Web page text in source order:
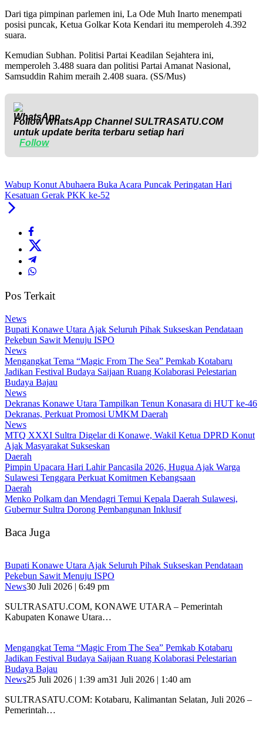
Dari tiga pimpinan parlemen ini, La Ode Muh Inarto menempati
posisi puncak, Ketua Golkar Kota Kendari itu memperoleh 4.392
suara.
Kemudian Subhan. Politisi Partai Keadilan Sejahtera ini,
memperoleh 3.488 suara dan politisi Partai Amanat Nasional,
Samsuddin Rahim meraih 2.408 suara. (SS/Mus)
Follow WhatsApp ChannelSULTRASATU.COM
untuk update berita terbaru setiap hari
Follow
Wabup Konut Abuhaera Buka Acara Puncak Peringatan Hari
Kesatuan Gerak PKK ke-52
Pos Terkait
News
Bupati Konawe Utara Ajak Seluruh Pihak Sukseskan Pendataan
Pekebun Sawit Menuju ISPO
News
Mengangkat Tema “Magic From The Sea” Pemkab Kotabaru
Jadikan Festival Budaya Saijaan Ruang Kolaborasi Pelestarian
Budaya Bajau
News
Dekranas Konawe Utara Tampilkan Tenun Konasara di HUT ke-46
Dekranas, Perkuat Promosi UMKM Daerah
News
MTQ XXXI Sultra Digelar di Konawe, Wakil Ketua DPRD Konut
Ajak Masyarakat Sukseskan
Daerah
Pimpin Upacara Hari Lahir Pancasila 2026, Hugua Ajak Warga
Sulawesi Tenggara Perkuat Komitmen Kebangsaan
Daerah
Menko Polkam dan Mendagri Temui Kepala Daerah Sulawesi,
Gubernur Sultra Dorong Pembangunan Inklusif
Baca Juga
Bupati Konawe Utara Ajak Seluruh Pihak Sukseskan Pendataan
Pekebun Sawit Menuju ISPO
News30 Juli 2026 | 6:49 pm
SULTRASATU.COM, KONAWE UTARA – Pemerintah
Kabupaten Konawe Utara…
Mengangkat Tema “Magic From The Sea” Pemkab Kotabaru
Jadikan Festival Budaya Saijaan Ruang Kolaborasi Pelestarian
Budaya Bajau
News25 Juli 2026 | 1:39 am31 Juli 2026 | 1:40 am
SULTRASATU.COM: Kotabaru, Kalimantan Selatan, Juli 2026 –
Pemerintah…